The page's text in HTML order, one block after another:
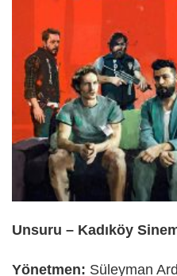
Unsuru – Kadıköy
Yönetmen: Süleyman